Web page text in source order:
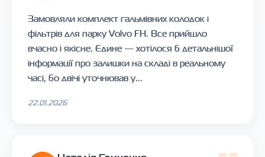
Замовляли комплект гальмівних колодок і
фільтрів для парку Volvo FH. Все прийшло
вчасно і якісне. Єдине — хотілося б детальнішої
інформації про залишки на складі в реальному
часі, бо двічі уточнював у...
22.01.2026